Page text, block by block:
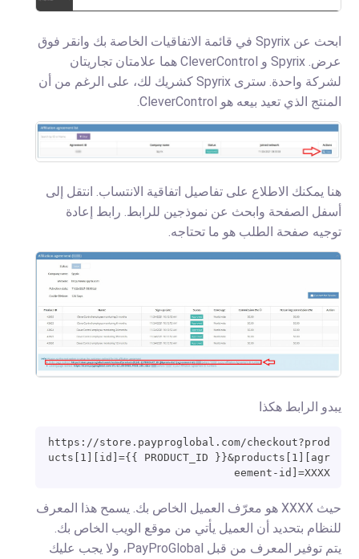
ابحث عن Spyrix في قائمة الاتفاقيات الخاصة بك وانقر فوق
عرض. Spyrix و CleverControl هما علامتان تجاريتان
لشركة واحدة. سترى Spyrix كشريك لك، على الرغم من أن
المنتج الذي تعيد بيعه هو CleverControl.
هنا يمكنك الاطلاع على تفاصيل اتفاقية الانتساب. انتقل إلى
أسفل الصفحة وابحث عن نموذجين للرابط. رابط إعادة
توجيه صفحة الطلب هو ما تحتاجه.
يبدو الرابط هكذا
https://store.payproglobal.com/checkout?prod
ucts[1][id]={{ PRODUCT_ID }}&products[1][agr
eement-id]=XXXX
حيث XXXX هو معرّف العميل الخاص بك. يسمح هذا المعرف
للنظام بتحديد أن العميل يأتي من موقع الويب الخاص بك.
يتم توفير المعرف من قبل PayProGlobal، ولا يجب عليك